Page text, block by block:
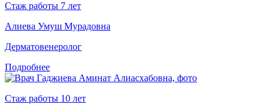
Стаж работы 7 лет
Алиева Умуш Мурадовна
Дерматовенеролог
Подробнее
Стаж работы 10 лет